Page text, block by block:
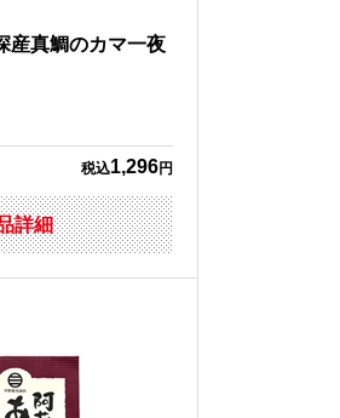
産真鯛のカマ一夜
税込1,296円
詳細